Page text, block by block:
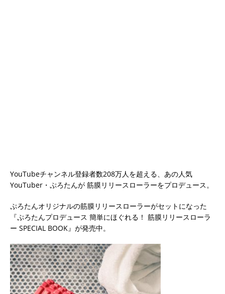
YouTubeチャンネル登録者数208万人を超える、あの人気
YouTuber・ぷろたんが 筋膜リリースローラーをプロデュース。
ぷろたんオリジナルの筋膜リリースローラーがセットになった
『ぷろたんプロデュース 簡単にほぐれる！ 筋膜リリースローラ
ー SPECIAL BOOK』が発売中。